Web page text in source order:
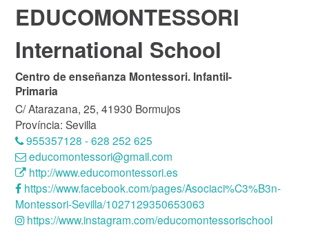
EDUCOMONTESSORI
International School
Centro de enseñanza Montessori. Infantil-
Primaria
C/ Atarazana, 25, 41930 Bormujos
Província: Sevilla
955357128 - 628 252 625
educomontessori@gmail.com
http://www.educomontessori.es
https://www.facebook.com/pages/Asociaci%C3%B3n-
Montessori-Sevilla/1027129350653063
https://www.instagram.com/educomontessorischool